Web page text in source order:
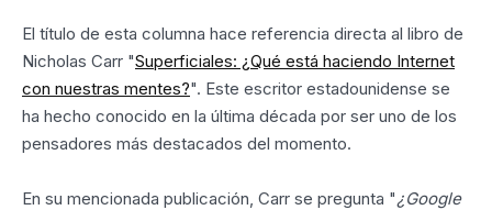
El título de esta columna hace referencia directa al libro de
Nicholas Carr "Superficiales: ¿Qué está haciendo Internet
con nuestras mentes?". Este escritor estadounidense se
ha hecho conocido en la última década por ser uno de los
pensadores más destacados del momento.
En su mencionada publicación, Carr se pregunta "¿Google